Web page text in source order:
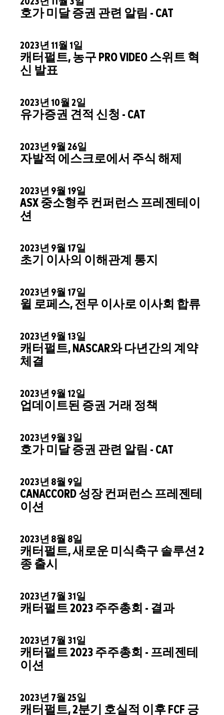
호가 미달 증권 관련 알림 - CAT
2023년 11월 1일
캐터펄트, 농구 PRO VIDEO 스위트 혁
신 발표
2023년 10월 2일
유가증권 견적 신청 - CAT
2023년 9월 26일
자발적 에스크로에서 주식 해제
2023년 9월 19일
ASX 중소형주 컨퍼런스 프레젠테이
션
2023년 9월 17일
초기 이사의 이해관계 통지
2023년 9월 17일
윌 로페스, 전무 이사로 이사회 합류
2023년 9월 13일
캐터펄트, NASCAR와 다년간의 계약
체결
2023년 9월 12일
업데이트된 증권 거래 정책
2023년 9월 3일
호가 미달 증권 관련 알림 - CAT
2023년 8월 9일
CANACCORD 성장 컨퍼런스 프레젠테
이션
2023년 8월 8일
캐터펄트, 새로운 미식축구 솔루션 2
종 출시
2023년 7월 31일
캐터펄트 2023 주주총회 - 결과
2023년 7월 31일
캐터펄트 2023 주주총회 - 프레젠테
이션
2023년 7월 25일
캐터펄트, 2분기 호실적 이후 FCF 긍